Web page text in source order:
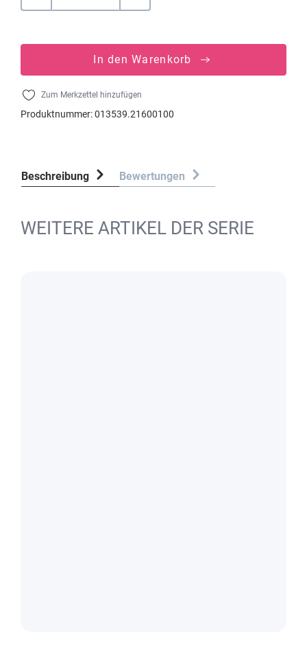
In den Warenkorb
Zum Merkzettel hinzufügen
Produktnummer:013539.21600100
Beschreibung Bewertungen
WEITERE ARTIKEL DER SERIE